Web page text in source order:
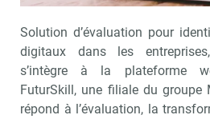
Solution d’évaluation pour
digitaux dans les
s’intègre à la plateforme
FuturSkill, une filiale du groupe
répond à l’évaluation, la